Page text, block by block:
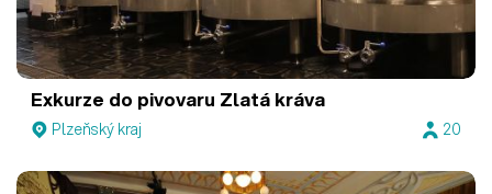
Exkurze do pivovaru Zlatá kráva
Plzeňský kraj 20